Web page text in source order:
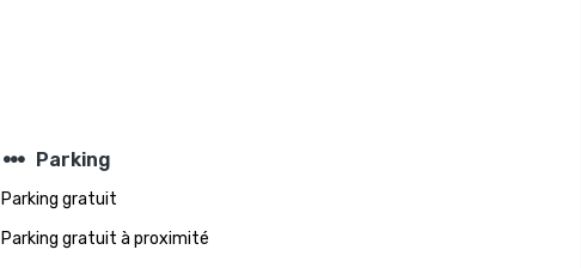
steppers Parking
Parking gratuit
Parking gratuit à proximité